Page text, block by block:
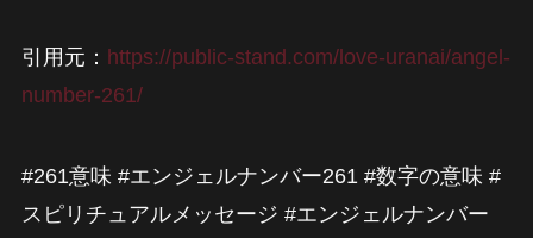
引用元： https://public-stand.com/love-uranai/angel-
number-261/
#261意味 #エンジェルナンバー261 #数字の意味 #
スピリチュアルメッセージ #エンジェルナンバー